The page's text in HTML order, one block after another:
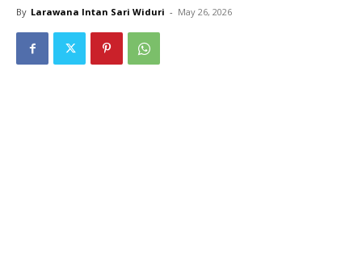
By Larawana Intan Sari Widuri - May 26, 2026